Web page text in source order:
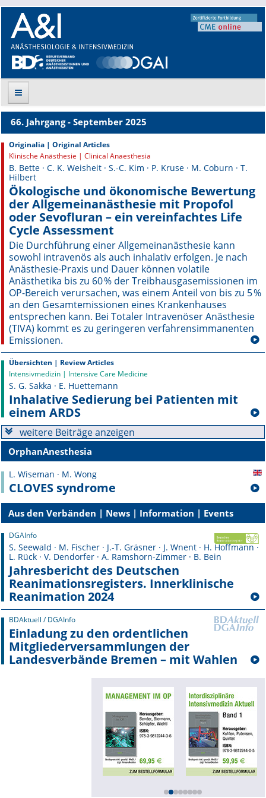
Suche
Aktuelle Ausgabe
Leitlinien
Archiv
Supplements
Supplements OrphanAnesthesia
Online First
A&I English
Mediadaten
Autoren-Service
Bestell-Service
Stellenmarkt
Kongresskalender
66. Jahrgang - September 2025
Originalia | Original Articles
Klinische Anästhesie | Clinical Anaesthesia
B. Bette · C. K. Weisheit · S.-C. Kim · P. Kruse · M. Coburn · T.
Hilbert
Ökologische und ökonomische Bewertung
der Allgemeinanästhesie mit Propofol
oder Sevofluran – ein vereinfachtes Life
Cycle Assessment
Die Durchführung einer Allgemeinanästhesie kann
sowohl intravenös als auch inhalativ erfolgen. Je nach
Anästhesie-Praxis und Dauer können volatile
Anästhetika bis zu 60 % der Treibhausgasemissionen im
OP-Bereich verursachen, was einem Anteil von bis zu 5 %
an den Gesamtemissionen eines Krankenhauses
entsprechen kann. Bei Totaler Intravenöser Anästhesie
(TIVA) kommt es zu geringeren verfahrensimmanenten
Emissionen.
Übersichten | Review Articles
Intensivmedizin | Intensive Care Medicine
S. G. Sakka · E. Huettemann
Inhalative Sedierung bei Patienten mit
einem ARDS
weitere Beiträge anzeigen
OrphanAnesthesia
L. Wiseman · M. Wong
CLOVES syndrome
Aus den Verbänden | News | Information | Events
DGAInfo
S. Seewald · M. Fischer · J.-T. Gräsner · J. Wnent · H. Hoffmann ·
L. Rück · V. Dendorfer · A. Ramshorn-Zimmer · B. Bein
Jahresbericht des Deutschen
Reanimationsregisters. Innerklinische
Reanimation 2024
BDAktuell / DGAInfo
Einladung zu den ordentlichen
Mitgliederversammlungen der
Landesverbände Bremen – mit Wahlen